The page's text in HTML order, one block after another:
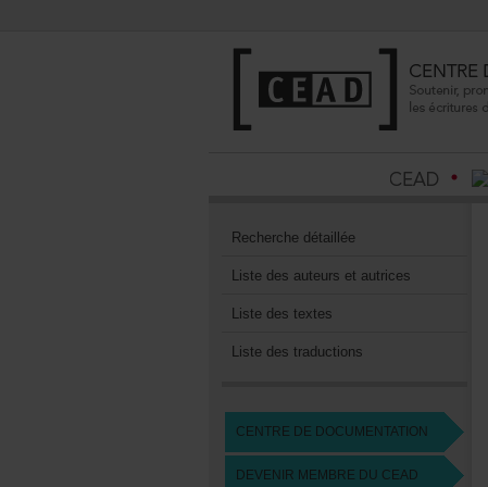
Recherchedétaillée
Listedesauteursetautrices
Listedestextes
Listedestraductions
CENTREDEDOCUMENTATION
DEVENIRMEMBREDUCEAD